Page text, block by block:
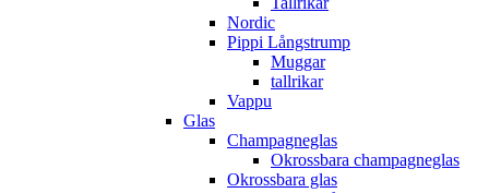
Nordic
Pippi Långstrump
Muggar
tallrikar
Vappu
Glas
Champagneglas
Okrossbara champagneglas
Okrossbara glas